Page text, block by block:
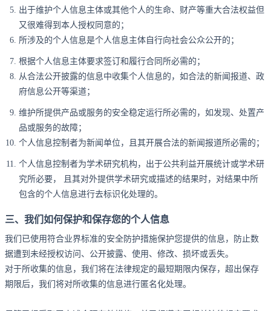
出于维护个人信息主体或其他个人的生命、财产等重大合法权益但
又很难得到本人授权同意的；
所涉及的个人信息是个人信息主体自行向社会公众公开的；
根据个人信息主体要求签订和履行合同所必需的；
从合法公开披露的信息中收集个人信息的，如合法的新闻报道、政
府信息公开等渠道；
维护所提供产品或服务的安全稳定运行所必需的，如发现、处置产
品或服务的故障；
个人信息控制者为新闻单位，且其开展合法的新闻报道所必需的；
个人信息控制者为学术研究机构，出于公共利益开展统计或学术研
究所必要， 且其对外提供学术研究或描述的结果时，对结果中所
包含的个人信息进行去标识化处理的。
三、我们如何保护和保存您的个人信息
我们已使用符合业界标准的安全防护措施保护您提供的信息，防止数
据遭到未经授权访问、公开披露、使用、修改、损坏或丢失。
对于所收集的信息，我们将在法律规定的最短期限内保存，超出保存
期限后，我们将对所收集的信息进行匿名化处理。